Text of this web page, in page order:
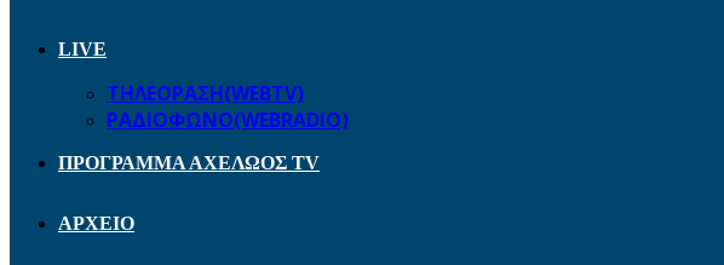
LIVE
ΤΗΛΕΟΡΑΣΗ(WEBTV)
ΡΑΔΙΟΦΩΝΟ(WEBRADIO)
ΠΡΟΓΡΑΜΜΑ ΑΧΕΛΩΟΣ TV
ΑΡΧΕΙΟ